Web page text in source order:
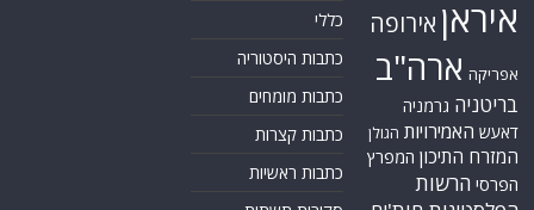
איראן אירופה
אפריקה ארה"ב
בריטניה גרמניה
דאעש האמירויות הגולן
המזרח התיכון המפרץ
הפרסי הרשות
כללי
כתבות היסטוריה
כתבות מומחים
כתבות קצרות
כתבות ראשיות